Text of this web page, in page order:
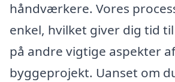
håndværkere. Vores
enkel, hvilket giver dig tid
på andre vigtige aspekter
byggeprojekt. Uanset om